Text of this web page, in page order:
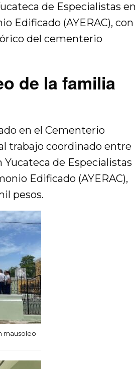
de Especialistas en
Edificado (AYERAC), con
del cementerio
de la familia
en el Cementerio
trabajo coordinado entre
de Especialistas
Edificado (AYERAC),
pesos.
mausoleo